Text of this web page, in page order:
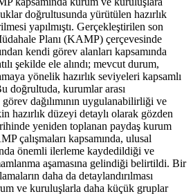
doğrultusunda yürütülen hazırlık
yapılmıştı. Gerçekleştirilen son
Planı (KAMP) çerçevesinde
kendi görev alanları kapsamında
şekilde ele alındı; mevcut durum,
yönelik hazırlık seviyeleri kapsamlı
doğrultuda, kurumlar arası
dağılımının uygulanabilirliği ve
hazırlık düzeyi detaylı olarak gözden
yeniden toplanan paydaş kurum
çalışmaları kapsamında, ulusal
önemli ilerleme kaydedildiği ve
aşamasına gelindiği belirtildi. Bir
daha da detaylandırılması
ve kuruluşlarla daha küçük gruplar